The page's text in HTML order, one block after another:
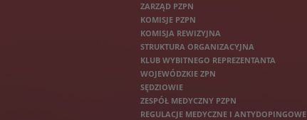
ZARZĄD PZPN
KOMISJE PZPN
KOMISJA REWIZYJNA
STRUKTURA ORGANIZACYJNA
KLUB WYBITNEGO REPREZENTANTA
WOJEWÓDZKIE ZPN
SĘDZIOWIE
ZESPÓŁ MEDYCZNY PZPN
REGULACJE MEDYCZNE I ANTYDOPINGOWE